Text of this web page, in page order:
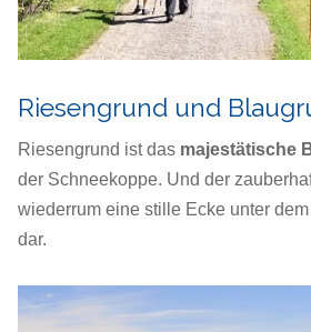
Riesengrund und
Riesengrund ist das majestätische
der Schneekoppe. Und der
wiederrum eine stille Ecke unter
dar.